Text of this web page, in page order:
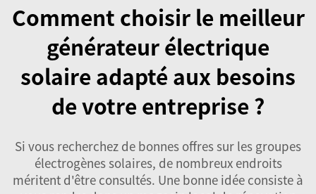
Comment choisir le meilleur
générateur électrique
solaire adapté aux besoins
de votre entreprise ?
Si vous recherchez de bonnes offres sur les groupes
électrogènes solaires, de nombreux endroits
méritent d'être consultés. Une bonne idée consiste à